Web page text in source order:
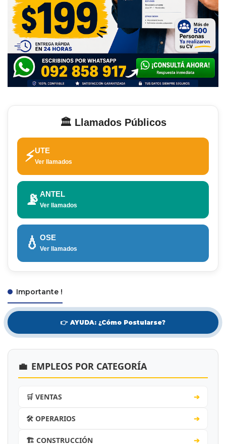
🏛️ Llamados Públicos
⚡UTE
Ver llamados
📡 ANTEL
Ver llamados
💧 OSE
Ver llamados
Importante !
👉 AYUDA: ¿Cómo Postularse?
💼 EMPLEOS POR CATEGORÍA
🛒 VENTAS ➔
🛠️ OPERARIOS ➔
🏗️ CONSTRUCCIÓN ➔